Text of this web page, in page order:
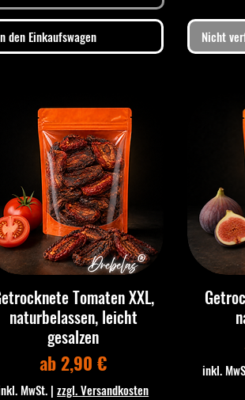
den Einkaufswagen Nicht
Tomaten XXL,
naturbelassen, leicht
gesalzen
ab2,90 €
Sale-Preis
MwSt. |zzgl. Versandkosten
inkl.